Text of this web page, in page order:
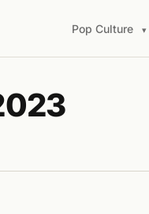
Pop Culture